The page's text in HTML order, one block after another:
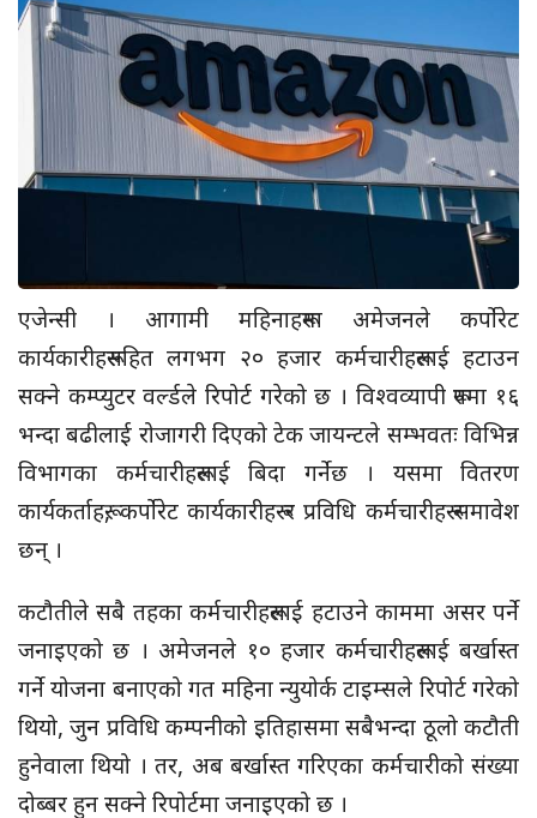
एजेन्सी । आगामी महिनाहरूमा अमेजनले कर्पोरेट
कार्यकारीहरूसहित लगभग २० हजार कर्मचारीहरूलाई हटाउन
सक्ने कम्प्युटर वर्ल्डले रिपोर्ट गरेको छ । विश्वव्यापी रूपमा १६
भन्दा बढीलाई रोजागरी दिएको टेक जायन्टले सम्भवतः विभिन्न
विभागका कर्मचारीहरूलाई बिदा गर्नेछ । यसमा वितरण
कार्यकर्ताहरू, कर्पोरेट कार्यकारीहरू र प्रविधि कर्मचारीहरू समावेश
छन् ।
कटौतीले सबै तहका कर्मचारीहरूलाई हटाउने काममा असर पर्ने
जनाइएको छ । अमेजनले १० हजार कर्मचारीहरूलाई बर्खास्त
गर्ने योजना बनाएको गत महिना न्युयोर्क टाइम्सले रिपोर्ट गरेको
थियो, जुन प्रविधि कम्पनीको इतिहासमा सबैभन्दा ठूलो कटौती
हुनेवाला थियो । तर, अब बर्खास्त गरिएका कर्मचारीको संख्या
दोब्बर हुन सक्ने रिपोर्टमा जनाइएको छ ।